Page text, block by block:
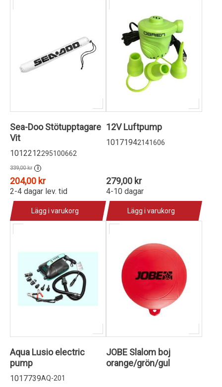
Sea-Doo Stötupptagare
Vit
1012212295100662
339,00 kr i
204,00 kr
2-4 dagar lev. tid
Lägg i varukorg
12V Luftpump
10171942141606
279,00 kr
4-10 dagar
Lägg i varukorg
Aqua Lusio electric
pump
1017739AQ-201
JOBE Slalom boj
orange/grön/gul